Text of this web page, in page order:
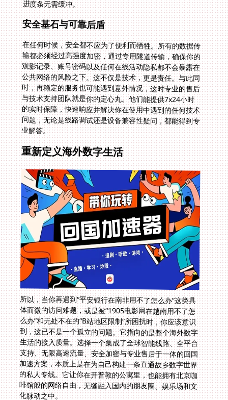
进度条无需缓冲。
安全基石与可靠后盾
在任何时候，安全都不应为了便利而牺牲。所有的数据传
输都必须经过高强度加密，通过专用隧道传输，确保你的
观影记录、账号密码以及任何在线活动隐私都不会暴露在
公共网络的风险之下。这不仅是技术，更是责任。与此同
时，再稳定的服务也可能遇到意外情况，这时专业的售后
与技术支持团队就是你的定心丸。他们能提供7x24小时
的实时保障，快速响应并解决你在使用中遇到的任何技术
问题，无论是线路调试还是设备兼容性疑问，都能得到专
业解答。
重新定义海外数字生活
所以，当你再遇到“平安银行在南非用不了怎么办”这类具
体而微的访问难题，或是被“1905电影网在越南用不了怎
么办”和无处不在的“B站地区限制”所困扰时，你应该意识
到，这已不是一个孤立的问题。它指向的是整个海外数字
生活的接入质量。选择一个集成了全球智能线路、全平台
支持、无限高速流量、安全加密与专业售后于一体的回国
加速方案，本质上是在为自己构建一条直通故乡数字世界
的私人专线。它让你在开普敦的公寓里，也能拥有北京咖
啡馆般的网络自由，无缝融入国内的朋友圈、娱乐场和文
化脉动之中。